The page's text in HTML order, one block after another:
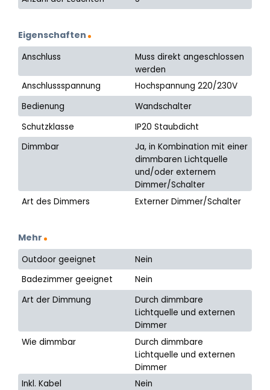
Eigenschaften
Anschluss
Muss direkt angeschlossen
werden
Anschlussspannung
Hochspannung 220/230V
Bedienung
Wandschalter
Schutzklasse
IP20 Staubdicht
Dimmbar
Ja, in Kombination mit einer
dimmbaren Lichtquelle
und/oder externem
Dimmer/Schalter
Art des Dimmers
Externer Dimmer/Schalter
Mehr
Outdoor geeignet
Nein
Badezimmer geeignet
Nein
Art der Dimmung
Durch dimmbare
Lichtquelle und externen
Dimmer
Wie dimmbar
Durch dimmbare
Lichtquelle und externen
Dimmer
Inkl. Kabel
Nein